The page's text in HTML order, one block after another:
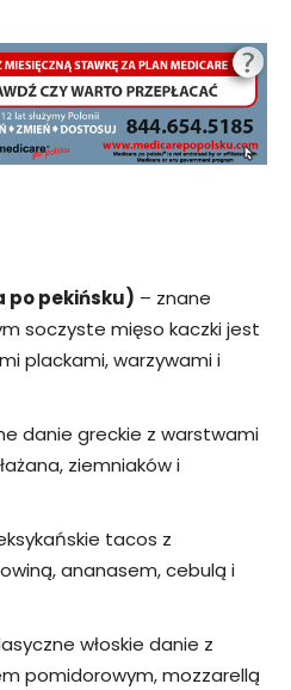
po pekińsku) – znane
soczyste mięso kaczki jest
plackami, warzywami i
danie greckie z warstwami
ziemniaków i
tacos z
ananasem, cebulą i
włoskie danie z
pomidorowym, mozzarellą